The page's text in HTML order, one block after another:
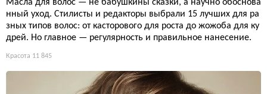
Масла для волос — не бабушкины сказки, а научно обоснова
нный уход. Стилисты и редакторы выбрали 15 лучших для ра
зных типов волос: от касторового для роста до жожоба для ку
дрей. Но главное — регулярность и правильное нанесение.
Красота 11 845